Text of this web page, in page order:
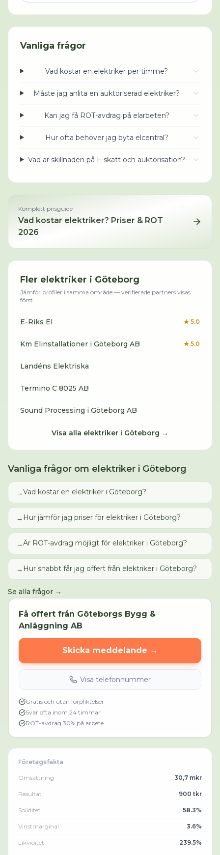
Vanliga frågor
Vad kostar en elektriker per timme?
Måste jag anlita en auktoriserad elektriker?
Kan jag få ROT-avdrag på elarbeten?
Hur ofta behöver jag byta elcentral?
Vad är skillnaden på F-skatt och auktorisation?
Komplett prisguide
Vad kostar elektriker? Priser & ROT
2026
Fler elektriker i Göteborg
Jämför profiler i samma område — verifierade partners visas
först.
E-Riks El ★ 5.0
Km Elinstallationer i Göteborg AB ★ 5.0
Landéns Elektriska
Termino C 8025 AB
Sound Processing i Göteborg AB
Visa alla elektriker i Göteborg →
Vanliga frågor om elektriker i Göteborg
→Vad kostar en elektriker i Göteborg?
→ Hur jämför jag priser för elektriker i Göteborg?
→Är ROT-avdrag möjligt för elektriker i Göteborg?
→ Hur snabbt får jag offert från elektriker i Göteborg?
Se alla frågor →
Få offert från Göteborgs Bygg &
Anläggning AB
Skicka meddelande →
Visa telefonnummer
Gratis och utan förpliktelser
Svar ofta inom 24 timmar
ROT-avdrag 30% på arbete
Företagsfakta
Omsättning 30,7 mkr
Resultat 900 tkr
Soliditet 58.3%
Vinstmarginal 3.6%
Likviditet 239.5%